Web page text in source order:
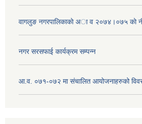
वागलुङ नगरपालिकाकाे अा‍ व २०७४।०७५ काे
नगर सरसफाई कार्यक्रम सम्पन्न
आ.व. ०७१-०७२ मा संचालित आयोजनाहरुको